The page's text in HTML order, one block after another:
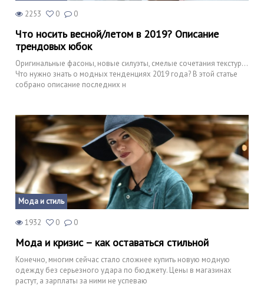
2253 0 0
Что носить весной/летом в 2019? Описание
трендовых юбок
Оригинальные фасоны, новые силуэты, смелые сочетания текстур…
Что нужно знать о модных тенденциях 2019 года? В этой статье
собрано описание последних н
Мода и стиль
1932 0 0
Мода и кризис – как оставаться стильной
Конечно, многим сейчас стало сложнее купить новую модную
одежду без серьезного удара по бюджету. Цены в магазинах
растут, а зарплаты за ними не успеваю